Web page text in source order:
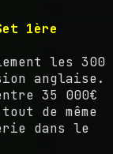
1ère
les 300
anglaise.
35 000€
de même
dans le